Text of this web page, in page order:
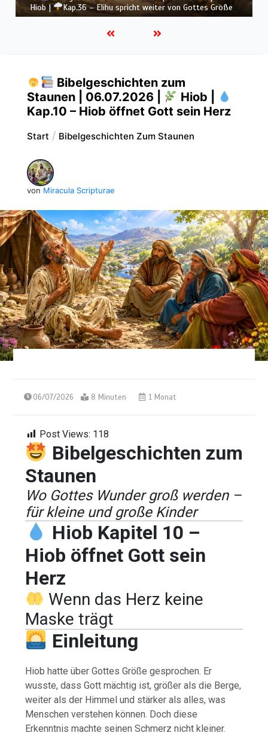
Gebet
Bibelgeschichten zum
Staunen | 06.07.2026 |
Hiob |
Kap.10 – Hiob öffnet Gott sein Herz
Start Bibelgeschichten Zum Staunen
von Miracula Scripturae
06/07/2026 8 Minuten 1 Monat
Post Views: 118
Bibelgeschichten zum
Staunen
Wo Gottes Wunder groß werden –
für kleine und große Kinder
Hiob Kapitel 10 –
Hiob öffnet Gott sein
Herz
Wenn das Herz keine
Maske trägt
Einleitung
Hiob hatte über Gottes Größe gesprochen. Er
wusste, dass Gott mächtig ist, größer als die Berge,
weiter als der Himmel und stärker als alles, was
Menschen verstehen können. Doch diese
Erkenntnis machte seinen Schmerz nicht kleiner.